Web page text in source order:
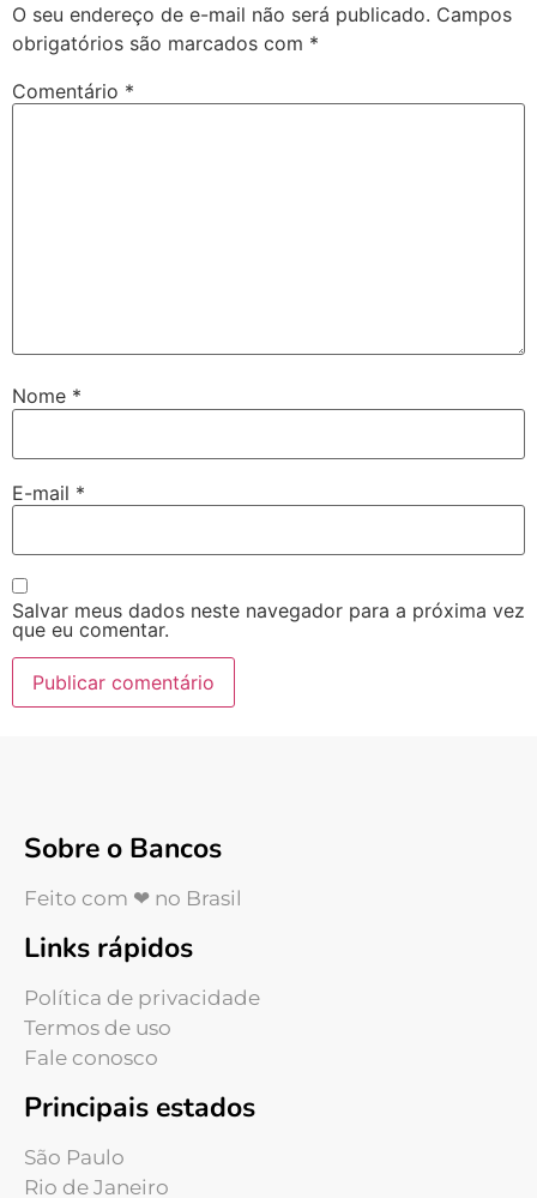
O seu endereço de e-mail não será publicado. Campos
obrigatórios são marcados com *
Comentário *
Nome *
E-mail *
Salvar meus dados neste navegador para a próxima vez
que eu comentar.
Sobre o Bancos
Feito com ❤ no Brasil
Links rápidos
Política de privacidade
Termos de uso
Fale conosco
Principais estados
São Paulo
Rio de Janeiro